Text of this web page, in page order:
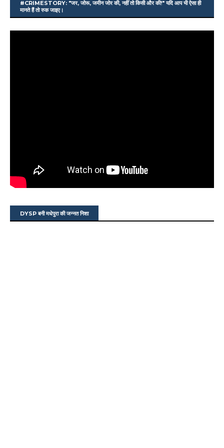
#CRIMESTORY: "जर, जोरू, जमीन जोर की, नहीं तो किसी और की!" यदि आप भी ऐसा ही
मानते हैं तो रुक जाइए।
DYSP बनी मधेपुरा की जन्नत निशा